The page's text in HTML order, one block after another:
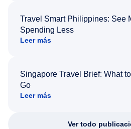
Travel Smart Philippines: See
Spending Less
Leer más
Singapore Travel Brief: What
Go
Leer más
Ver todo